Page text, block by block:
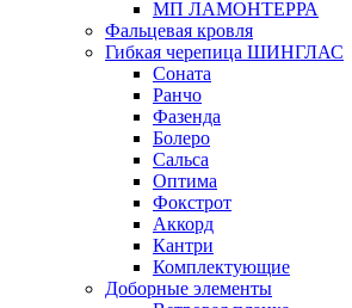
МП ЛАМОНТЕРРА
Фальцевая кровля
Гибкая черепица ШИНГЛАС
Соната
Ранчо
Фазенда
Болеро
Сальса
Оптима
Фокстрот
Аккорд
Кантри
Комплектующие
Доборные элементы